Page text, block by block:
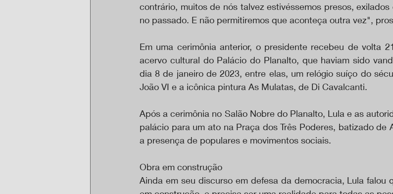
contrário, muitos de nós talvez estivéssemos presos,
no passado. E não permitiremos que aconteça outra vez",
Em uma cerimônia anterior, o presidente recebeu de volta
acervo cultural do Palácio do Planalto, que haviam sido
dia 8 de janeiro de 2023, entre elas, um relógio suíço do
João VI e a icônica pintura As Mulatas, de Di Cavalcanti.
Após a cerimônia no Salão Nobre do Planalto, Lula e as
palácio para um ato na Praça dos Três Poderes, batizado de
a presença de populares e movimentos sociais.
Obra em construção
Ainda em seu discurso em defesa da democracia, Lula falou